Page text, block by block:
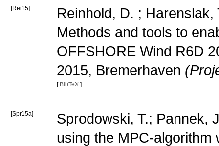
[Rei15]
Reinhold, D. ;
Methods and tools to
OFFSHORE Wind R6D
2015, Bremerhaven
[ BibTeX ]
[Spr15a]
Sprodowski, T.; Pannek,
using the MPC-algorithm